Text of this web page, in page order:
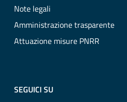
Note legali
Amministrazione trasparente
Attuazione misure PNRR
SEGUICI SU